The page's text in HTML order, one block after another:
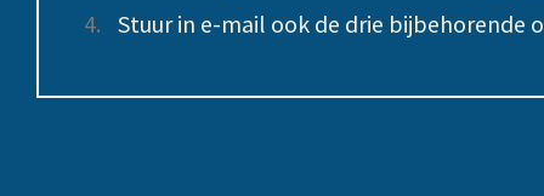
Stuur in e-mail ook de drie